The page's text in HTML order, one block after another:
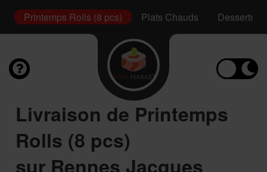
Printemps Rolls (8 pcs) Plats Chauds Desserts
Livraison de Printemps
Rolls (8 pcs)
sur Rennes Jacques